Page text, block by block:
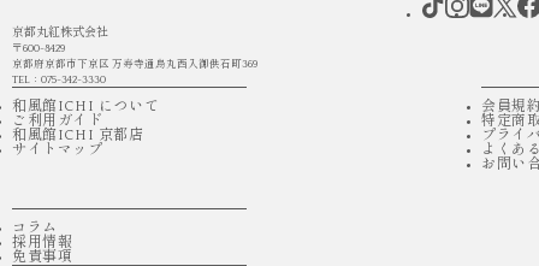
京都丸紅株式会社
〒600-8429
京都府京都市下京区 万寿寺通烏丸西入御供石町369
TEL：075-342-3330
和風館ICHI について
ご利用ガイド
和風館ICHI 京都店
サイトマップ
会員規
特定商
プライ
よくあ
お問い
コラム
採用情報
免責事項